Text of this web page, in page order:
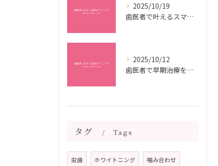
2025/10/19
歯医者で叶えるスマイルメイクオーバーなら福岡県福岡市博多区博多駅前の最新矯正治療解説
2025/10/12
歯医者で早期治療を受けるメリットと虫歯悪化を防ぐ最短ステップ
タグ Tags
虫歯 ホワイトニング 噛み合わせ